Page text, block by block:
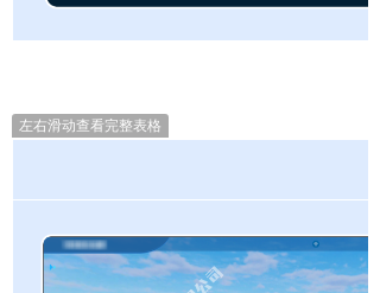
左右滑动查看完整表格